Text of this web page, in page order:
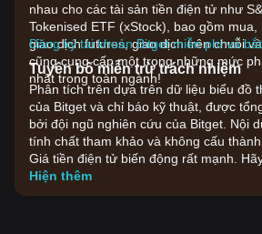
nhau cho các tài sản tiền điện tử như
Tokenised ETF (xStock), bao gồm mua,
giao dịch futures, giao dịch trên chuỗi
cũng cung cấp một trong những mức
nhất trong toàn ngành!
Đăng ký tài khoản Bitget miễn phí và
Tuyên bố miễn trừ trách nhiệm
Phân tích trên dựa trên dữ liệu biểu đồ
của Bitget và chỉ báo kỹ thuật, được
bởi đội ngũ nghiên cứu của Bitget. Nội
tính chất tham khảo và không cấu
Giá tiền điện tử biến động rất mạnh.
đầu tư dựa trên khả năng chấp nhận
Hiện thêm